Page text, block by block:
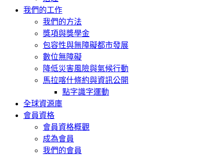
我們的工作
我們的方法
獎項與獎學金
包容性與無障礙都市發展
數位無障礙
降低災害風險與氣候行動
馬拉喀什條約與資訊公開
點字識字運動
全球資源庫
會員資格
會員資格概觀
成為會員
我們的會員